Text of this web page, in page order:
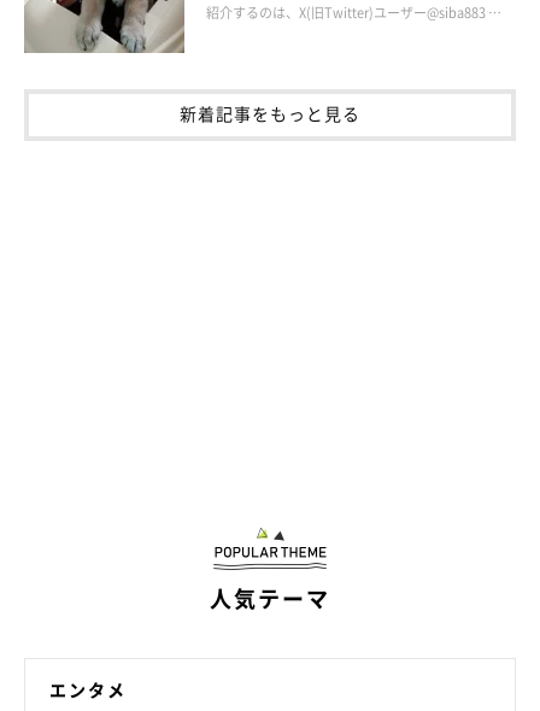
紹介するのは、X(旧Twitter)ユーザー@siba883 …
新着記事をもっと見る
人気テーマ
エンタメ